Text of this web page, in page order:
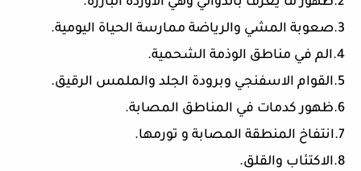
3.صعوبة المشي والرياضة ممارسة الحياة اليومية.
4.الم في مناطق الوذمة الشحمية.
5.القوام الاسفنجي وبرودة الجلد والملمس الرقيق.
6.ظهور كدمات في المناطق المصابة.
7.انتفاخ المنطقة المصابة و تورمها.
8.الاكتئاب والقلق.